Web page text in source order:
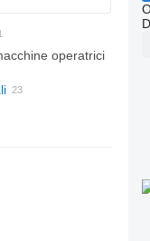
operatrici